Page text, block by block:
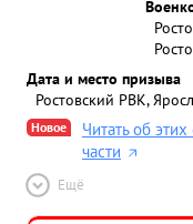
Дата и место призыва
Ростовский РВК,
Новое
Читать об
части
Ещё